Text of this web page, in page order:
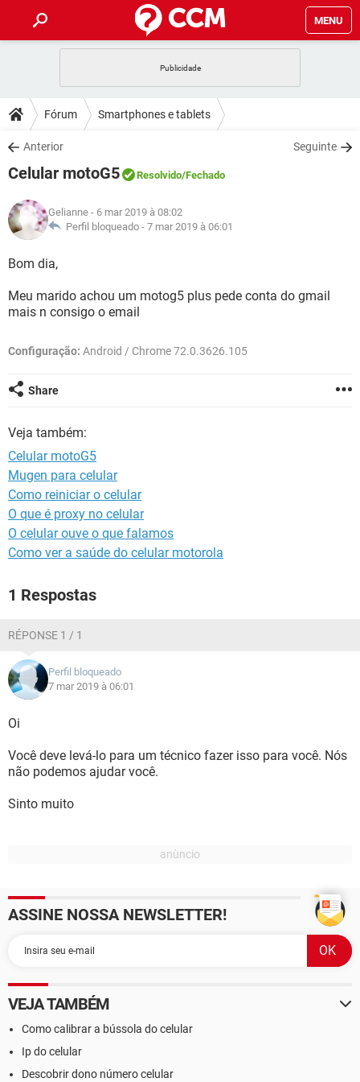
MENU
CELULAR FACEBOOK
OUTLOOK
INSTAGRAM GMAIL
GUIA DE COMPRAS
DICAS
JOGOS WHATSAPP
INSTAGRAM
GUIA DE COMPRAS
DOWNLOADS
JOGOS WHATSAPP
CELULAR
OUTLOOK EXCEL
INSTAGRAM
JOGOS
CELULAR
OUTLOOK
INSTAGRAM GMAIL
GLOSSÁRIO
JOGOS
OUTLOOK
Fórum Smartphones e tablets
Anterior Seguinte
Celular motoG5 Resolvido/Fechado
Gelianne - 6 mar 2019 à 08:02
Perfil bloqueado - 7 mar 2019 à 06:01
Bom dia,
Meu marido achou um motog5 plus pede conta do gmail
mais n consigo o email
Configuração: Android / Chrome 72.0.3626.105
Share
Veja também:
Celular motoG5
Mugen para celular
Como reiniciar o celular
O que é proxy no celular
O celular ouve o que falamos
Como ver a saúde do celular motorola
1 Respostas
RÉPONSE 1 / 1
Perfil bloqueado
7 mar 2019 à 06:01
Oi
Você deve levá-lo para um técnico fazer isso para você. Nós
não podemos ajudar você.
Sinto muito
ASSINE NOSSA NEWSLETTER!
VEJA TAMBÉM
Como calibrar a bússola do celular
Ip do celular
Descobrir dono número celular